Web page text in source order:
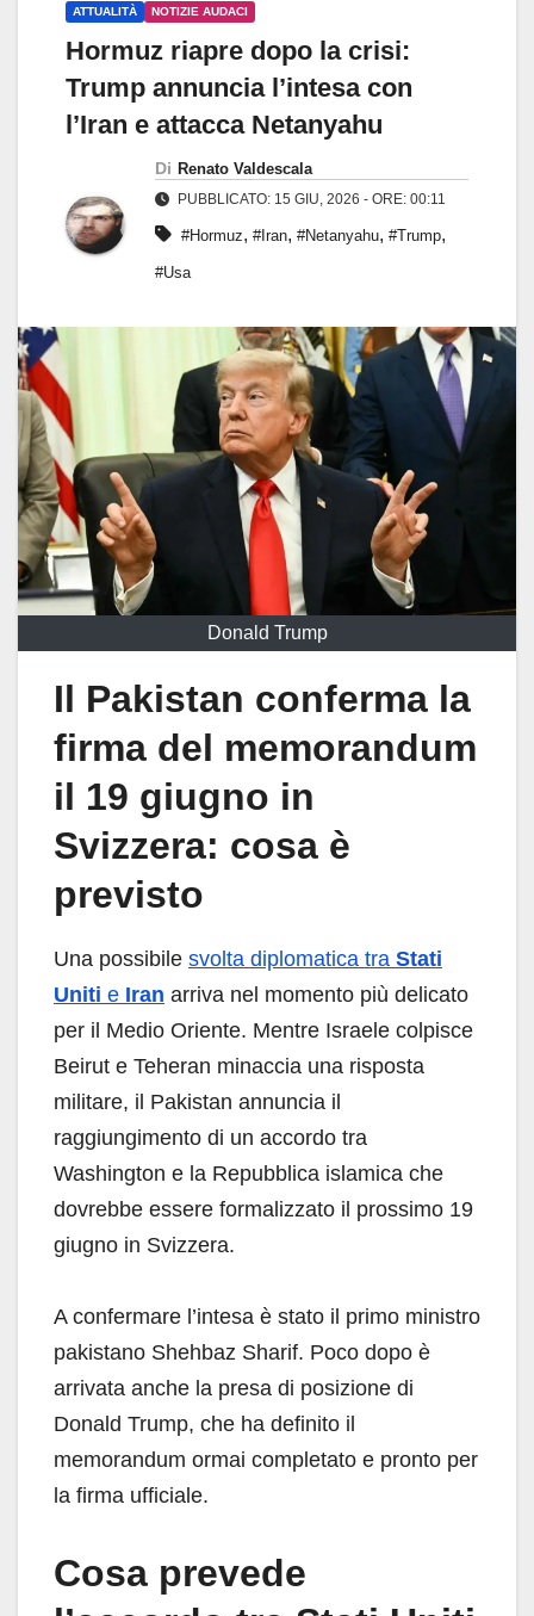
ATTUALITÀ NOTIZIE AUDACI
Hormuz riapre dopo la crisi:
Trump annuncia l’intesa con
l’Iran e attacca Netanyahu
Di Renato Valdescala
PUBBLICATO: 15 GIU, 2026 - ORE: 00:11
#Hormuz, #Iran, #Netanyahu, #Trump,
#Usa
Donald Trump
Il Pakistan conferma la
firma del memorandum
il 19 giugno in
Svizzera: cosa è
previsto
Una possibile svolta diplomatica tra Stati
Uniti e Iran arriva nel momento più delicato
per il Medio Oriente. Mentre Israele colpisce
Beirut e Teheran minaccia una risposta
militare, il Pakistan annuncia il
raggiungimento di un accordo tra
Washington e la Repubblica islamica che
dovrebbe essere formalizzato il prossimo 19
giugno in Svizzera.
A confermare l’intesa è stato il primo ministro
pakistano Shehbaz Sharif. Poco dopo è
arrivata anche la presa di posizione di
Donald Trump, che ha definito il
memorandum ormai completato e pronto per
la firma ufficiale.
Cosa prevede